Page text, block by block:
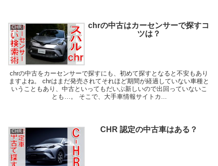
CHR
chrの中古はカーセンサーで探すコ
ツは？
chrの中古をカーセンサーで探すにも、初めて探すとなると不安もあり
ますよね。 chrはまだ発売されてそれほど期間が経過していない車種と
いうこともあり、中古といってもだいぶ新しいので出回っていないこ
とも…。 そこで、大手車情報サイトカ...
CHR CHR 認定の中古車はある？